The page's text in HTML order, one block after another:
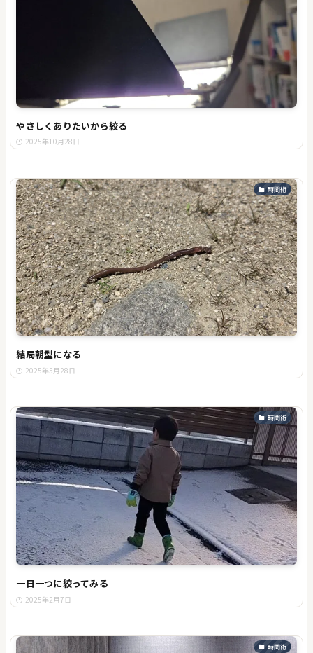
やさしくありたいから絞る
2025年10月28日
時間術
結局朝型になる
2025年5月28日
時間術
一日一つに絞ってみる
2025年2月7日
時間術